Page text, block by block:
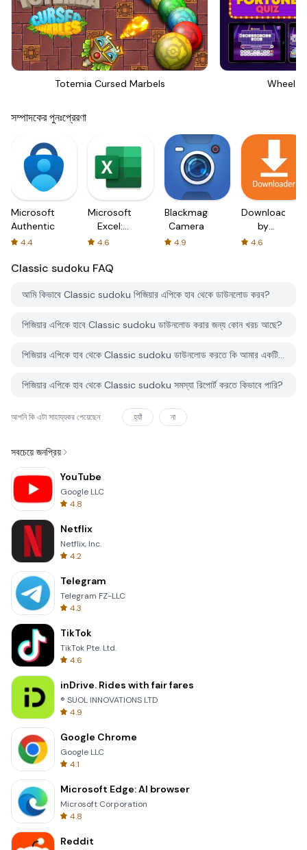
Totemia Cursed Marbels Wheel
সম্পাদকের পুনঃপ্রেরণা
Microsoft
Authenticator
4.4
Microsoft
Excel:
Spreadsheets
4.6
Blackmagic
Camera
4.9
Downloader
by
AFTVnews
4.6
Classic sudoku FAQ
আমি কিভাবে Classic sudoku পিজিয়ার এপিকে হাব থেকে ডাউনলোড করব?
পিজিয়ার এপিকে হাবে Classic sudoku ডাউনলোড করার জন্য কোন খরচ আছে?
পিজিয়ার এপিকে হাব থেকে Classic sudoku ডাউনলোড করতে কি আমার একটি অ্যাকাউন্ট দরকার?
পিজিয়ার এপিকে হাব থেকে Classic sudoku সমস্যা রিপোর্ট করতে কিভাবে পারি?
আপনি কি এটা সাহায্যকর পেয়েছেন হ্যাঁ না
সবচেয়ে জনপ্রিয়
YouTube
Google LLC
4.8
Netflix
Netflix, Inc.
4.2
Telegram
Telegram FZ-LLC
4.3
TikTok
TikTok Pte. Ltd.
4.6
inDrive. Rides with fair fares
® SUOL INNOVATIONS LTD
4.9
Google Chrome
Google LLC
4.1
Microsoft Edge: AI browser
Microsoft Corporation
4.8
Reddit